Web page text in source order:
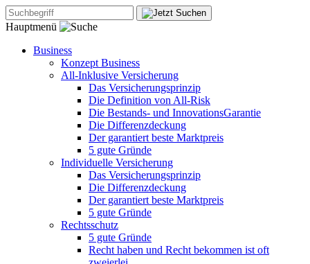
Hauptmenü
Business
Konzept Business
All-Inklusive Versicherung
Das Versicherungsprinzip
Die Definition von All-Risk
Die Bestands- und InnovationsGarantie
Die Differenzdeckung
Der garantiert beste Marktpreis
5 gute Gründe
Individuelle Versicherung
Das Versicherungsprinzip
Die Differenzdeckung
Der garantiert beste Marktpreis
5 gute Gründe
Rechtsschutz
5 gute Gründe
Recht haben und Recht bekommen ist oft